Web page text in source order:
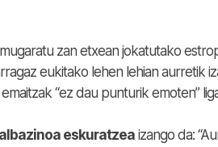
zan etxean jokatutako
eukitako lehen lehian aurretik
“ez dau punturik emoten”
eskuratzea izango da: